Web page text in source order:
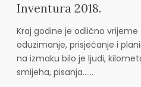
Inventura 2018.
Kraj godine je odlično vrijeme
oduzimanje, prisjećanje i
na izmaku bilo je ljudi,
smijeha, pisanja……